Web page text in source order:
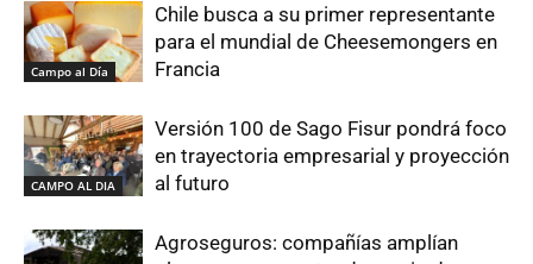
Campo al Día
Chile busca a su primer representante
para el mundial de Cheesemongers en
Francia
CAMPO AL DIA
Versión 100 de Sago Fisur pondrá foco
en trayectoria empresarial y proyección
al futuro
Agroseguros: compañías amplían